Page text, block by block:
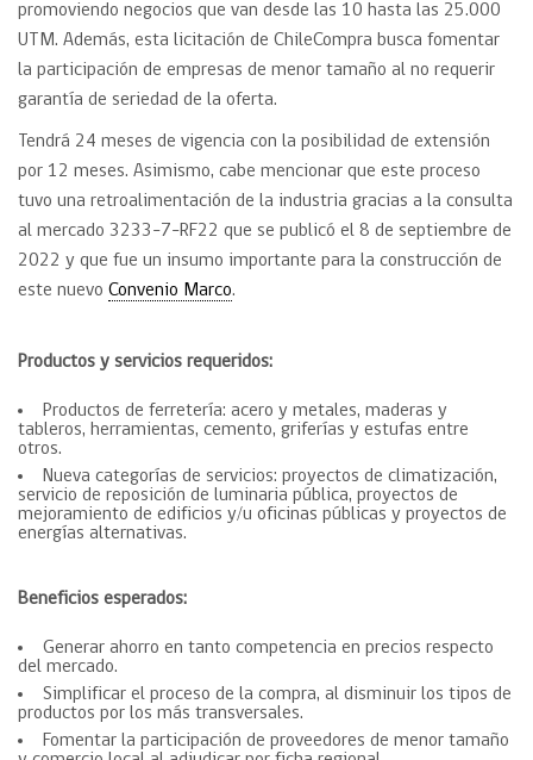
promoviendo negocios que van desde las 10 hasta las 25.000
UTM. Además, esta licitación de ChileCompra busca fomentar
la participación de empresas de menor tamaño al no requerir
garantía de seriedad de la oferta.
Tendrá 24 meses de vigencia con la posibilidad de extensión
por 12 meses. Asimismo, cabe mencionar que este proceso
tuvo una retroalimentación de la industria gracias a la consulta
al mercado 3233-7-RF22 que se publicó el 8 de septiembre de
2022 y que fue un insumo importante para la construcción de
este nuevo Convenio Marco.
Productos y servicios requeridos:
Productos de ferretería: acero y metales, maderas y
tableros, herramientas, cemento, griferías y estufas entre
otros.
Nueva categorías de servicios: proyectos de climatización,
servicio de reposición de luminaria pública, proyectos de
mejoramiento de edificios y/u oficinas públicas y proyectos de
energías alternativas.
Beneficios esperados:
Generar ahorro en tanto competencia en precios respecto
del mercado.
Simplificar el proceso de la compra, al disminuir los tipos de
productos por los más transversales.
Fomentar la participación de proveedores de menor tamaño